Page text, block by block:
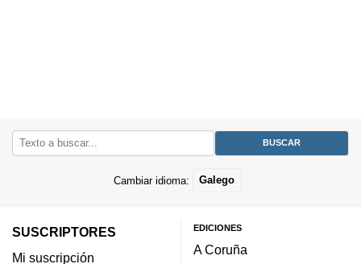
Cambiar idioma: Galego
SUSCRIPTORES
Mi suscripción
EDICIONES
A Coruña